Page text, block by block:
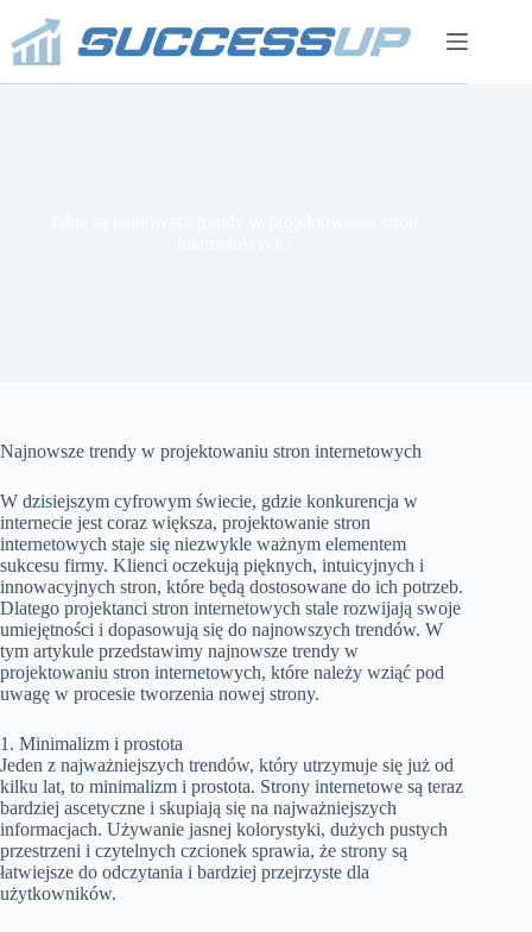
treści
Najnowsze trendy w projektowaniu stron internetowych
W dzisiejszym cyfrowym świecie, gdzie konkurencja w
internecie jest coraz większa, projektowanie stron
internetowych staje się niezwykle ważnym elementem
sukcesu firmy. Klienci oczekują pięknych, intuicyjnych i
innowacyjnych stron, które będą dostosowane do ich potrzeb.
Dlatego projektanci stron internetowych stale rozwijają swoje
umiejętności i dopasowują się do najnowszych trendów. W
tym artykule przedstawimy najnowsze trendy w
projektowaniu stron internetowych, które należy wziąć pod
uwagę w procesie tworzenia nowej strony.
1. Minimalizm i prostota
Jeden z najważniejszych trendów, który utrzymuje się już od
kilku lat, to minimalizm i prostota. Strony internetowe są teraz
bardziej ascetyczne i skupiają się na najważniejszych
informacjach. Używanie jasnej kolorystyki, dużych pustych
przestrzeni i czytelnych czcionek sprawia, że strony są
łatwiejsze do odczytania i bardziej przejrzyste dla
użytkowników.